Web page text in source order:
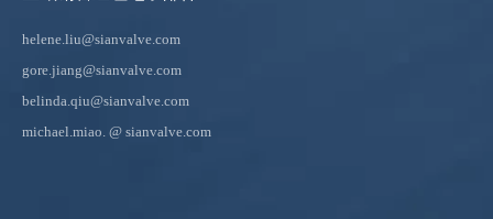
helene.liu@sianvalve.com
gore.jiang@sianvalve.com
belinda.qiu@sianvalve.com
michael.miao. @ sianvalve.com